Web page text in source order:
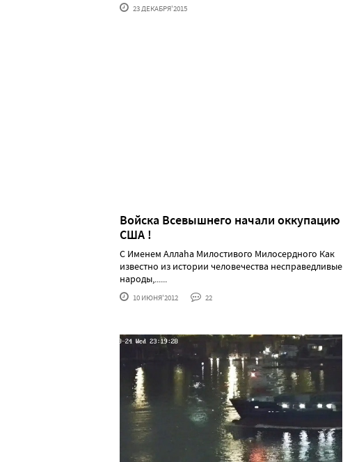
23 ДЕКАБРЯ'2015
Войска Всевышнего начали оккупацию
США !
С Именем Аллаhа Милостивого Милосердного Как
известно из истории человечества несправедливые
народы,......
10 ИЮНЯ'2012 22